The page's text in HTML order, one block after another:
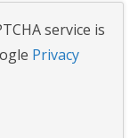
service is
Privacy